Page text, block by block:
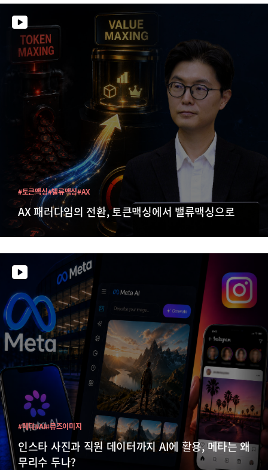
AX 패러다임의 전환, 토큰맥싱에서 밸류맥싱으로
#토큰맥싱#밸류맥싱#AX
인스타 사진과 직원 데이터까지 AI에 활용, 메타는 왜
무리수 두나?
#메타#AI#뮤즈이미지